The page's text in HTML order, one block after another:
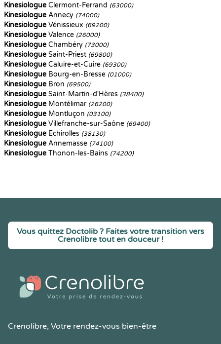
Kinesiologue Clermont-Ferrand (63000)
Kinesiologue Annecy (74000)
Kinesiologue Vénissieux (69200)
Kinesiologue Valence (26000)
Kinesiologue Chambéry (73000)
Kinesiologue Saint-Priest (69800)
Kinesiologue Caluire-et-Cuire (69300)
Kinesiologue Bourg-en-Bresse (01000)
Kinesiologue Bron (69500)
Kinesiologue Saint-Martin-d'Hères (38400)
Kinesiologue Montélimar (26200)
Kinesiologue Montluçon (03100)
Kinesiologue Villefranche-sur-Saône (69400)
Kinesiologue Échirolles (38130)
Kinesiologue Annemasse (74100)
Kinesiologue Thonon-les-Bains (74200)
Vous quittez Doctolib ? Faites votre transition vers
Crenolibre tout en douceur !
Crenolibre, Votre rendez-vous bien-être